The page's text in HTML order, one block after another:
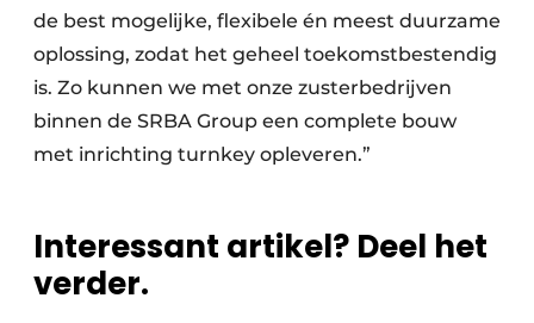
de best mogelijke, flexibele én meest duurzame
oplossing, zodat het geheel toekomstbestendig
is. Zo kunnen we met onze zusterbedrijven
binnen de SRBA Group een complete bouw
met inrichting turnkey opleveren.”
Interessant artikel? Deel het
verder.